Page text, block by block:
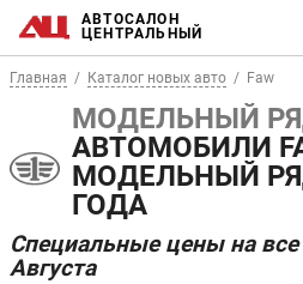
АВТОСАЛОН
ЦЕНТРАЛЬНЫЙ
Главная Каталог новых авто Faw
МОДЕЛЬНЫЙ
АВТОМОБИЛИ
МОДЕЛЬНЫЙ
ГОДА
Специальные цены на
Августа